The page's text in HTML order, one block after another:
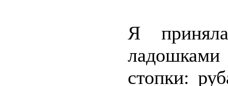
Я
стопки: